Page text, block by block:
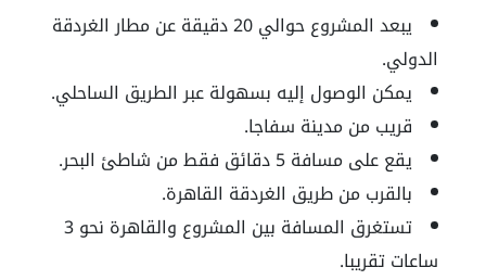
يبعد المشروع حوالي 20 دقيقة عن مطار الغردقة
الدولي.
يمكن الوصول إليه بسهولة عبر الطريق الساحلي.
قريب من مدينة سفاجا.
يقع على مسافة 5 دقائق فقط من شاطئ البحر.
بالقرب من طريق الغردقة القاهرة.
تستغرق المسافة بين المشروع والقاهرة نحو 3
ساعات تقريبا.